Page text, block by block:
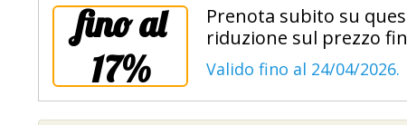
fino al
17%
Prenota subito su
riduzione sul prezzo
Valido fino al 24/04/2026.